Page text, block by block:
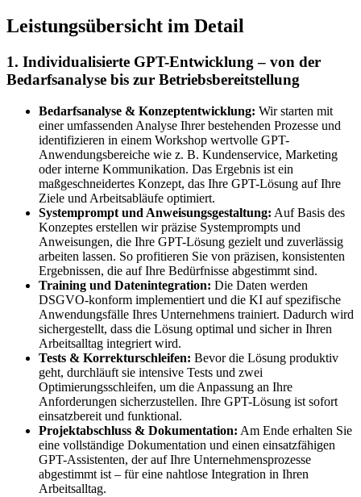
Leistungsübersicht im Detail
1. Individualisierte GPT-Entwicklung – von der
Bedarfsanalyse bis zur Betriebsbereitstellung
Bedarfsanalyse & Konzeptentwicklung: Wir starten mit
einer umfassenden Analyse Ihrer bestehenden Prozesse und
identifizieren in einem Workshop wertvolle GPT-
Anwendungsbereiche wie z. B. Kundenservice, Marketing
oder interne Kommunikation. Das Ergebnis ist ein
maßgeschneidertes Konzept, das Ihre GPT-Lösung auf Ihre
Ziele und Arbeitsabläufe optimiert.
Systemprompt und Anweisungsgestaltung: Auf Basis des
Konzeptes erstellen wir präzise Systemprompts und
Anweisungen, die Ihre GPT-Lösung gezielt und zuverlässig
arbeiten lassen. So profitieren Sie von präzisen, konsistenten
Ergebnissen, die auf Ihre Bedürfnisse abgestimmt sind.
Training und Datenintegration: Die Daten werden
DSGVO-konform implementiert und die KI auf spezifische
Anwendungsfälle Ihres Unternehmens trainiert. Dadurch wird
sichergestellt, dass die Lösung optimal und sicher in Ihren
Arbeitsalltag integriert wird.
Tests & Korrekturschleifen: Bevor die Lösung produktiv
geht, durchläuft sie intensive Tests und zwei
Optimierungsschleifen, um die Anpassung an Ihre
Anforderungen sicherzustellen. Ihre GPT-Lösung ist sofort
einsatzbereit und funktional.
Projektabschluss & Dokumentation: Am Ende erhalten Sie
eine vollständige Dokumentation und einen einsatzfähigen
GPT-Assistenten, der auf Ihre Unternehmensprozesse
abgestimmt ist – für eine nahtlose Integration in Ihren
Arbeitsalltag.